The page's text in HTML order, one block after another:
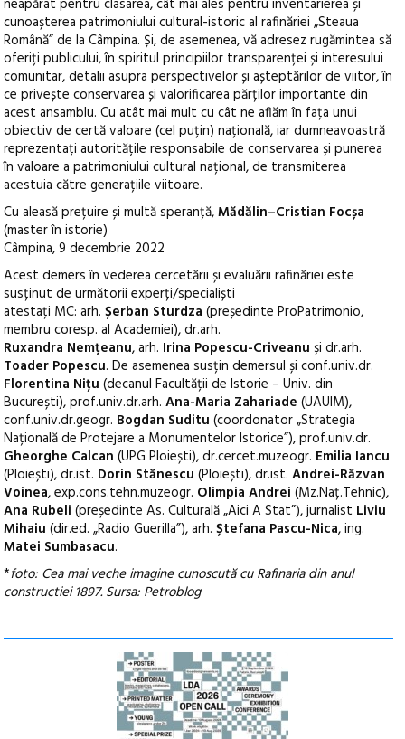
neapărat pentru clasarea, cât mai ales pentru inventarierea și
cunoașterea patrimoniului cultural-istoric alrafinăriei „Steaua
Română” de la Câmpina. Și, de asemenea, vă adresez rugămintea să
oferiți publicului,în spiritul principiilor transparenței și interesului
comunitar, detalii asupra perspectivelor și așteptărilor deviitor, în
ce privește conservarea și valorificarea părților importante din
acest ansamblu. Cu atât mai multcu cât ne aflăm în fața unui
obiectiv de certă valoare (cel puțin) națională, iar dumneavoastră
reprezentațiautoritățile responsabile de conservarea și punerea
în valoare a patrimoniului cultural național,de transmiterea
acestuia către generațiile viitoare.
Cu aleasă prețuire și multă speranță,Mădălin–Cristian Focșa
(master în istorie)
Câmpina, 9 decembrie 2022
Acest demers în vederea cercetării și evaluării rafinăriei este
susținut de următorii experți/specialiști
atestați MC: arh. Șerban Sturdza (președinte ProPatrimonio,
membru coresp. al Academiei), dr.arh.
Ruxandra Nemțeanu, arh. Irina Popescu-Criveanu și dr.arh.
Toader Popescu.De asemenea susțin demersul și conf.univ.dr.
Florentina Nițu (decanul Facultății de Istorie – Univ. din
București),prof.univ.dr.arh. Ana-Maria Zahariade (UAUIM),
conf.univ.dr.geogr. Bogdan Suditu (coordonator„Strategia
Naționalăde Protejare a Monumentelor Istorice”), prof.univ.dr.
Gheorghe Calcan (UPG Ploiești),dr.cercet.muzeogr. Emilia Iancu
(Ploiești),dr.ist. Dorin Stănescu (Ploiești),dr.ist. Andrei-Răzvan
Voinea, exp.cons.tehn.muzeogr. Olimpia Andrei (Mz.Naț.Tehnic),
Ana Rubeli (președinte As. Culturală „Aici A Stat”), jurnalist Liviu
Mihaiu (dir.ed. „Radio Guerilla”), arh. Ștefana Pascu-Nica, ing.
Matei Sumbasacu.
*foto: Cea mai veche imagine cunoscută cu Rafinaria din anul
constructiei 1897. Sursa: Petroblog